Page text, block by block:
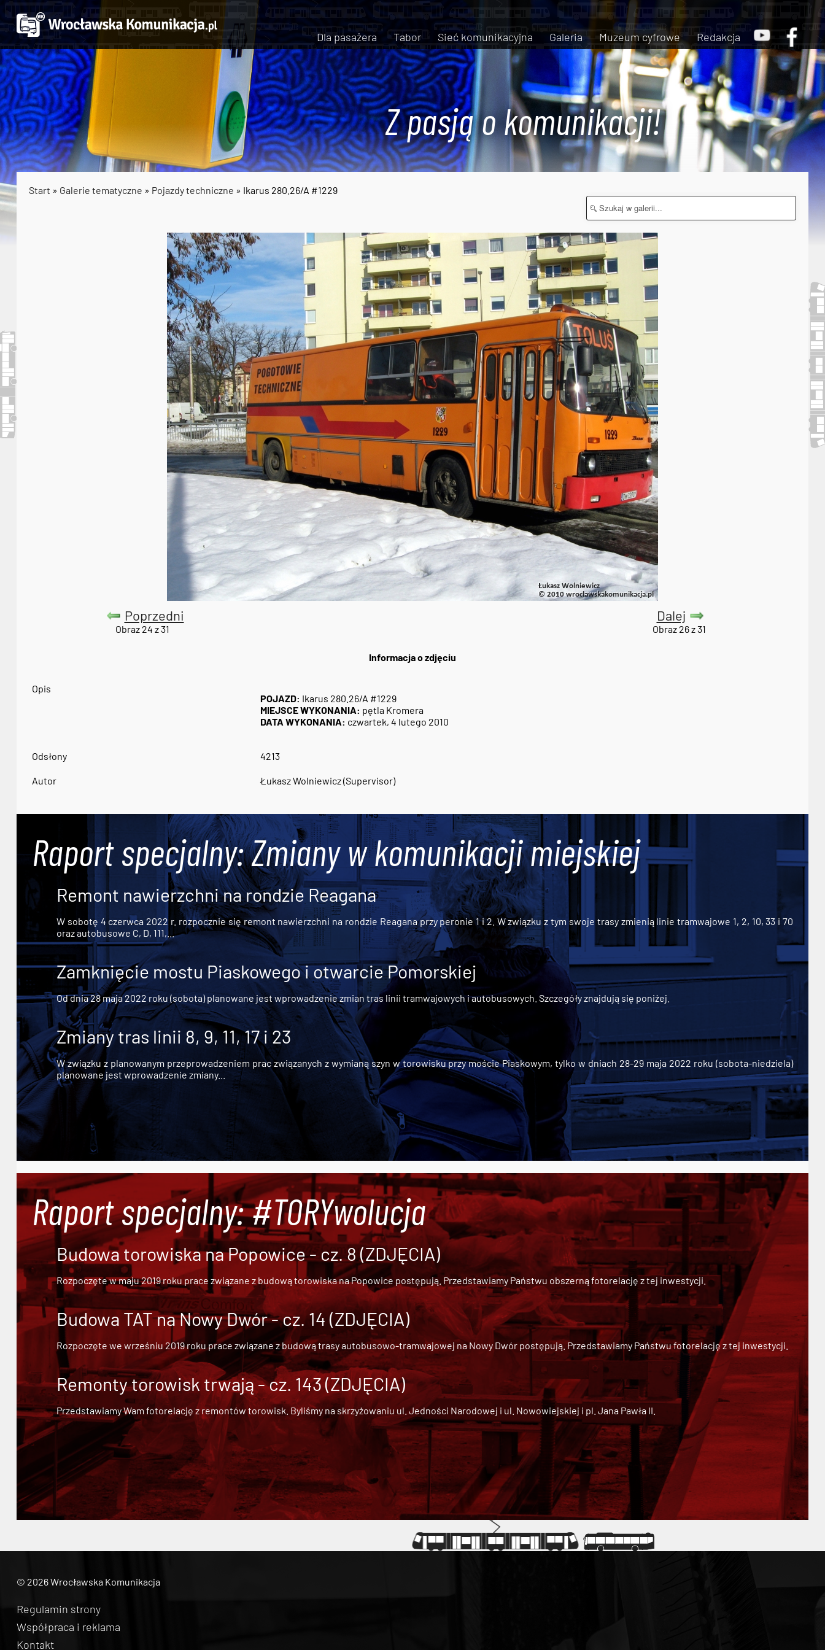
Dla pasażera Tabor Sieć komunikacyjna Galeria Muzeum cyfrowe Redakcja
Z pasją o komunikacji!
Start » Galerie tematyczne » Pojazdy techniczne » Ikarus 280.26/A #1229
Poprzedni
Obraz 24 z 31
Dalej
Obraz 26 z 31
Informacja o zdjęciu
Opis
POJAZD: Ikarus 280.26/A #1229
MIEJSCE WYKONANIA: pętla Kromera
DATA WYKONANIA: czwartek, 4 lutego 2010
Odsłony 4213
Autor Łukasz Wolniewicz (Supervisor)
Raport specjalny: Zmiany w komunikacji miejskiej
Remont nawierzchni na rondzie Reagana
W sobotę 4 czerwca 2022 r. rozpocznie się remont nawierzchni na rondzie Reagana przy peronie 1 i 2. W związku z tym swoje trasy zmienią linie tramwajowe 1, 2, 10, 33 i 70
oraz autobusowe C, D, 111,...
Zamknięcie mostu Piaskowego i otwarcie Pomorskiej
Od dnia 28 maja 2022 roku (sobota) planowane jest wprowadzenie zmian tras linii tramwajowych i autobusowych. Szczegóły znajdują się poniżej.
Zmiany tras linii 8, 9, 11, 17 i 23
W związku z planowanym przeprowadzeniem prac związanych z wymianą szyn w torowisku przy moście Piaskowym, tylko w dniach 28-29 maja 2022 roku (sobota-niedziela)
planowane jest wprowadzenie zmiany...
Raport specjalny: #TORYwolucja
Budowa torowiska na Popowice - cz. 8 (ZDJĘCIA)
Rozpoczęte w maju 2019 roku prace związane z budową torowiska na Popowice postępują. Przedstawiamy Państwu obszerną fotorelację z tej inwestycji.
Budowa TAT na Nowy Dwór - cz. 14 (ZDJĘCIA)
Rozpoczęte we wrześniu 2019 roku prace związane zbudową trasy autobusowo-tramwajowej na Nowy Dwórpostępują. Przedstawiamy Państwu fotorelację z tej inwestycji.
Remonty torowisk trwają - cz. 143 (ZDJĘCIA)
Przedstawiamy Wam fotorelację z remontów torowisk. Byliśmy na skrzyżowaniu ul. Jedności Narodowej i ul. Nowowiejskiej i pl. Jana Pawła II.
© 2026 Wrocławska Komunikacja
Regulamin strony
Współpraca i reklama
Kontakt